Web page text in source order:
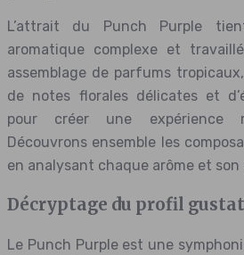
L’attrait du Punch Purple
aromatique complexe et
assemblage de parfums
de notes florales délicates et
pour créer une expérience
Découvrons ensemble les
en analysant chaque arôme et son
Décryptage du profil
Le Punch Purple est une